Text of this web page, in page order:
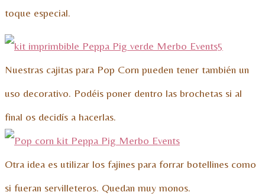
toque especial.
Nuestras cajitas para Pop Corn pueden tener también un
uso decorativo. Podéis poner dentro las brochetas si al
final os decidís a hacerlas.
Otra idea es utilizar los fajines para forrar botellines como
si fueran servilleteros. Quedan muy monos.